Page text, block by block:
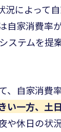
況によって
自家消費率
ステムを提
、自家消費
い一方、土
や休日の状